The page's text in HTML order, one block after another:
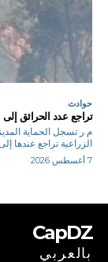
حوادث
تراجع عدد الحرائق إلى 5 وجاري إخماد حريق واحد ببسكرة
م.ر تسجل الحماية
الزراعية تراجع عندها
7 أغسطس 2026
CapDZ
بالعربي